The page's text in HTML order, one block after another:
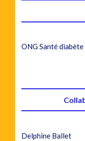
ONG Santé diabète
Delphine Ballet